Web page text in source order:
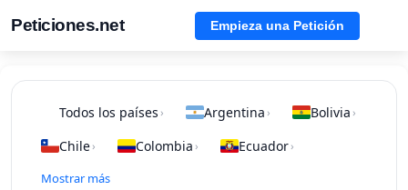
Peticiones.net Empieza una Petición
Todos los países › Argentina › Bolivia ›
Chile› Colombia › Ecuador›
Mostrar más